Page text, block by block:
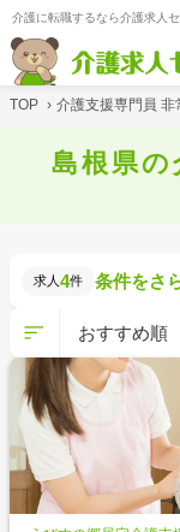
介護に転職するなら介護求人
TOP › 介護支援専門員 非
島根県
求人 4件 条件をさ